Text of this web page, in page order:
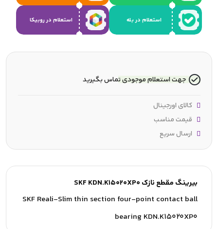
استعلام در بله استعلام در روبیکا
بیرینگ مقطع نازک SKF KDN.K15020XP0
SKF Reali-Slim thin section four-point contact ball
bearing KDN.K15020XP0
جهت استعلام موجودی تماس بگیرید
کالای اورجینال
قیمت مناسب
ارسال سریع